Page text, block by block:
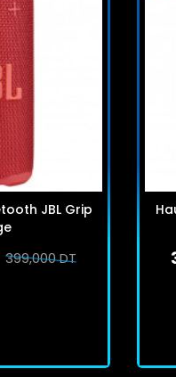
JBL Grip
399,000 DT